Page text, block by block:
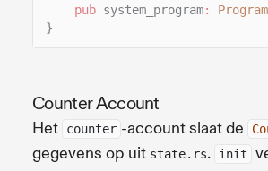
pub system_program: Program
}
Counter Account
Het counter -account slaat de
gegevens op uit state.rs. init